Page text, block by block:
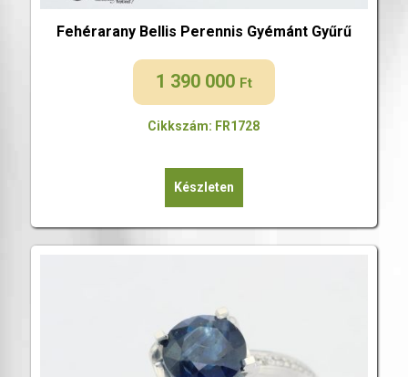
Fehérarany Bellis Perennis Gyémánt Gyűrű
1 390 000 Ft
Cikkszám: FR1728
Készleten